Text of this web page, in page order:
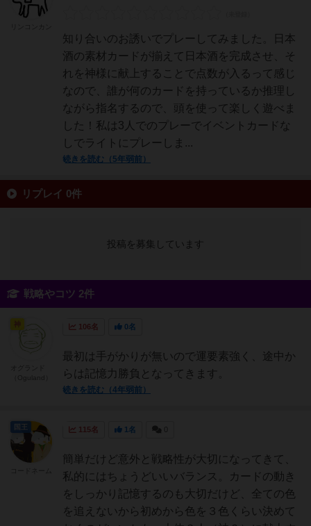
知り合いのお誘いでプレーしてみました。日本
酒の素材カードが揃えて日本酒を完成させ、そ
れを神様に献上することで点数が入るって感じ
なので、誰が何のカードを持っているか推理し
ながら指名するので、頭を使って楽しく遊べま
した！私は3人でのプレーでイベントカードな
しでライトにプレーしま...
続きを読む（5年弱前）
リプレイ 0件
投稿を募集しています
戦略やコツ 2件
106名 0名
最初は手がかりが無いので運要素強く、途中か
らは記憶力勝負となってきます。
続きを読む（4年弱前）
115名 1名
簡単だけど意外と戦略性が大切になってきて、
私的にはちょうどいいバランス。カードの動き
をしっかり記憶するのも大切だけど、全ての色
を追えないから初めから色を３色くらい決めて